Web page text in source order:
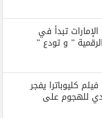
تبدأ في
” و تودع ”
كليوباترا يفجر
للهجوم على